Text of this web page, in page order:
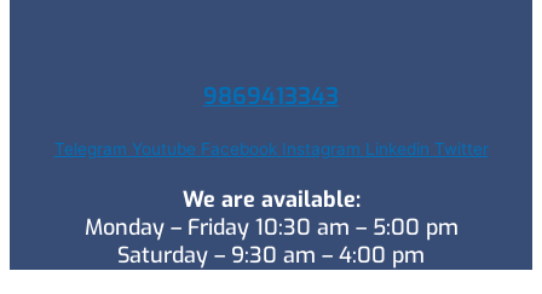
9869413343
Telegram Youtube Facebook Instagram Linkedin Twitter
We are available:
Monday – Friday 10:30 am – 5:00 pm
Saturday – 9:30 am – 4:00 pm